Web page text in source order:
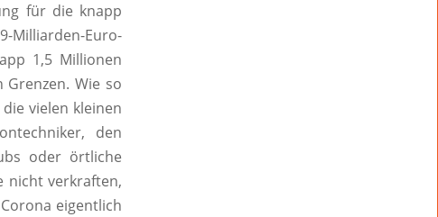
für die knapp
Euro-
1,5 Millionen
Wie so
vielen kleinen
den
oder örtliche
nicht verkraften,
eigentlich